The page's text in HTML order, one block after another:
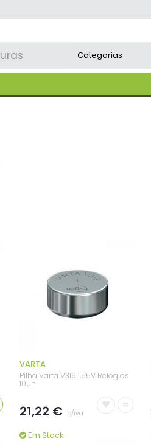
VARTA
Pilha Varta V319 1,55V Relógios
10un
21,22 € c/iva
=
Em Stock